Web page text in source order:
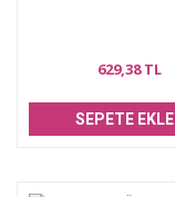
629,38 TL
SEPETE EKLE